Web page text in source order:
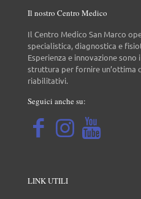
Il nostro Centro Medico
Il Centro Medico San Marco
specialistica, diagnostica e
Esperienza e innovazione
struttura per fornire un’ottima
riabilitativi.
Seguici anche su:
LINK UTILI